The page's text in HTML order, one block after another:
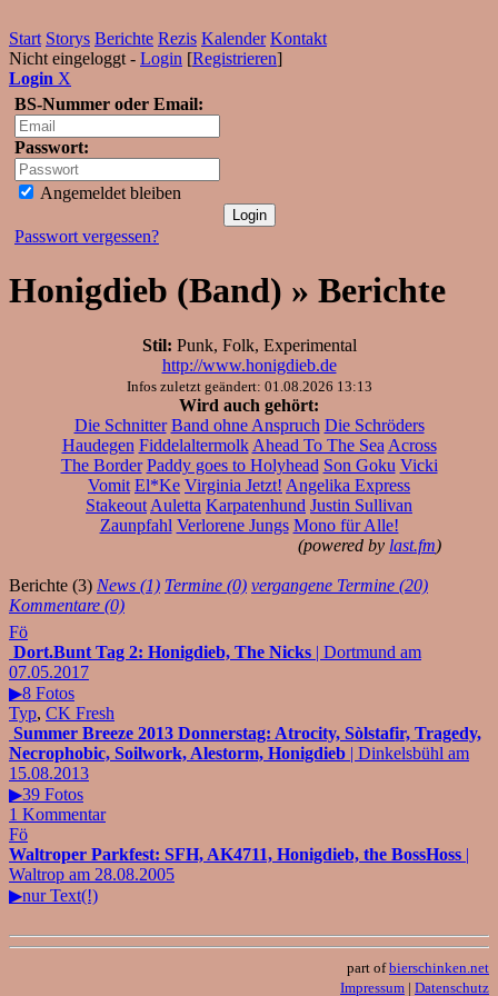
Start Storys Berichte Rezis Kalender Kontakt
Nicht eingeloggt - Login [Registrieren]
Login X
BS-Nummer oder Email:
Passwort:
Angemeldet bleiben
Passwort vergessen?
Honigdieb (Band) » Berichte
Stil: Punk, Folk, Experimental
http://www.honigdieb.de
Infos zuletzt geändert: 01.08.2026 13:13
Wird auch gehört:
Die Schnitter Band ohne Anspruch Die Schröders
Haudegen Fiddelaltermolk Ahead To The Sea Across
The Border Paddy goes to Holyhead Son Goku Vicki
Vomit El*Ke Virginia Jetzt! Angelika Express
Stakeout Auletta Karpatenhund Justin Sullivan
Zaunpfahl Verlorene Jungs Mono für Alle!
(powered by last.fm)
Berichte (3) News (1) Termine (0) vergangene Termine (20)
Kommentare (0)
Fö
Dort.Bunt Tag 2: Honigdieb, The Nicks | Dortmund am
07.05.2017
▶8 Fotos
Typ, CK Fresh
Summer Breeze 2013 Donnerstag: Atrocity, Sòlstafir, Tragedy,
Necrophobic, Soilwork, Alestorm, Honigdieb | Dinkelsbühl am
15.08.2013
▶39 Fotos
1 Kommentar
Fö
Waltroper Parkfest: SFH, AK4711, Honigdieb, the BossHoss |
Waltrop am 28.08.2005
▶nur Text(!)
part ofbierschinken.net
Impressum | Datenschutz